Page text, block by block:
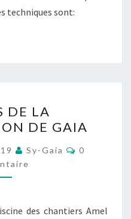
techniques sont:
DE LA
DE GAIA
Sy-Gaia
0
des chantiers Amel